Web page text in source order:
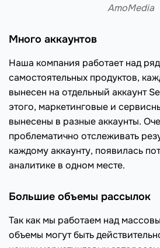
AmoMedia
Много аккаунтов
Наша компания работает над
самостоятельных продуктов,
вынесен на отдельный аккаунт
этого, маркетинговые и
вынесены в разные аккаунты.
проблематично отслеживать
каждому аккаунту, появилась
аналитике в одном месте.
Большие объемы рассылок
Так как мы работаем над
объемы могут быть